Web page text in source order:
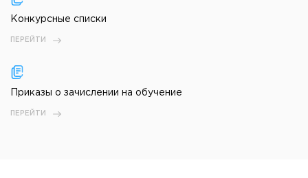
Конкурсные списки
ПЕРЕЙТИ
Приказы о зачислении на обучение
ПЕРЕЙТИ